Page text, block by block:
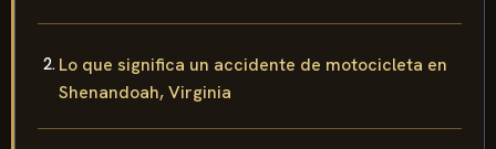
Lo que significa un accidente de motocicleta en
Shenandoah, Virginia